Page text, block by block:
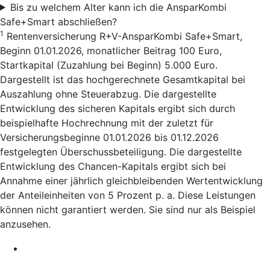
Bis zu welchem Alter kann ich die AnsparKombi
Safe+Smart abschließen?
1 Rentenversicherung R+V-AnsparKombi Safe+Smart,
Beginn 01.01.2026, monatlicher Beitrag 100 Euro,
Startkapital (Zuzahlung bei Beginn) 5.000 Euro.
Dargestellt ist das hochgerechnete Gesamtkapital bei
Auszahlung ohne Steuerabzug. Die dargestellte
Entwicklung des sicheren Kapitals ergibt sich durch
beispielhafte Hochrechnung mit der zuletzt für
Versicherungsbeginne 01.01.2026 bis 01.12.2026
festgelegten Überschussbeteiligung. Die dargestellte
Entwicklung des Chancen-Kapitals ergibt sich bei
Annahme einer jährlich gleichbleibenden Wertentwicklung
der Anteileinheiten von 5 Prozent p. a. Diese Leistungen
können nicht garantiert werden. Sie sind nur als Beispiel
anzusehen.